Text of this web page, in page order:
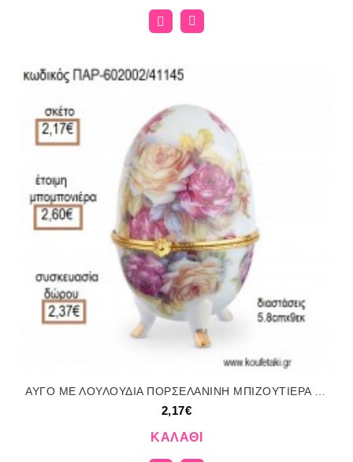
ΑΥΓΟ ΜΕ ΛΟΥΛΟΥΔΙΑ ΠΟΡΣΕΛΑΝΙΝΗ ΜΠΙΖΟΥΤΙΕΡΑ για μπομπονιέρες - γούρια ΠΑΡ-602002/41145 2.17€!!!
2,17€
ΚΑΛΆΘΙ